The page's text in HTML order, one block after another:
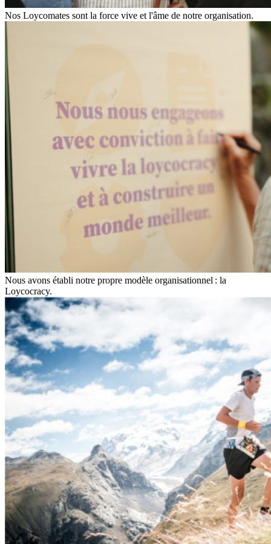
Nos Loycomates sont la force vive et l'âme de notre organisation.
Nous avons établi notre propre modèle organisationnel : la
Loycocracy.